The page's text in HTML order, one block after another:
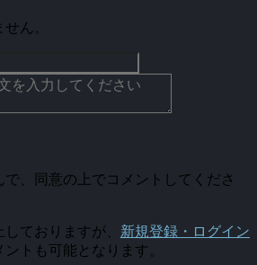
ん。
で、同意の上でコメントしてくださ
ておりますが、 新規登録・ログイン
トも可能となります。